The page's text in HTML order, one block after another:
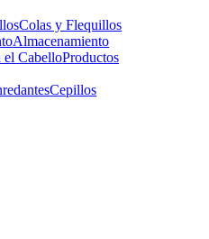
Colas y Flequillos
Almacenamiento
Productos
Cepillos